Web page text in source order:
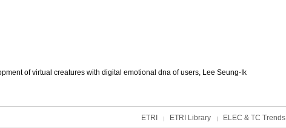
of virtual creatures with digital emotional dna of users, Lee Seung-Ik
ETRI ETRI Library ELEC & TC Trends